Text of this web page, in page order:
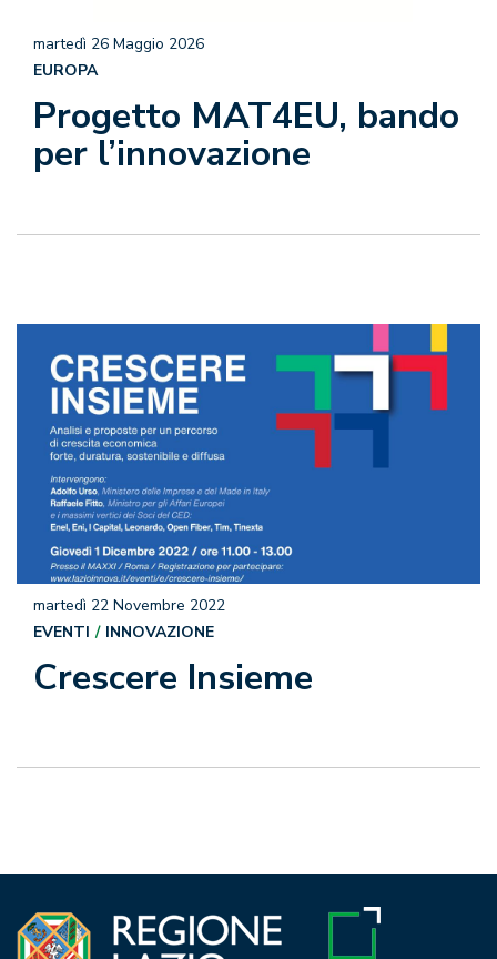
Progetto MAT4EU, bando
per l’innovazione
martedì 26 Maggio 2026
EUROPA
Crescere Insieme
martedì 22 Novembre 2022
EVENTI
INNOVAZIONE